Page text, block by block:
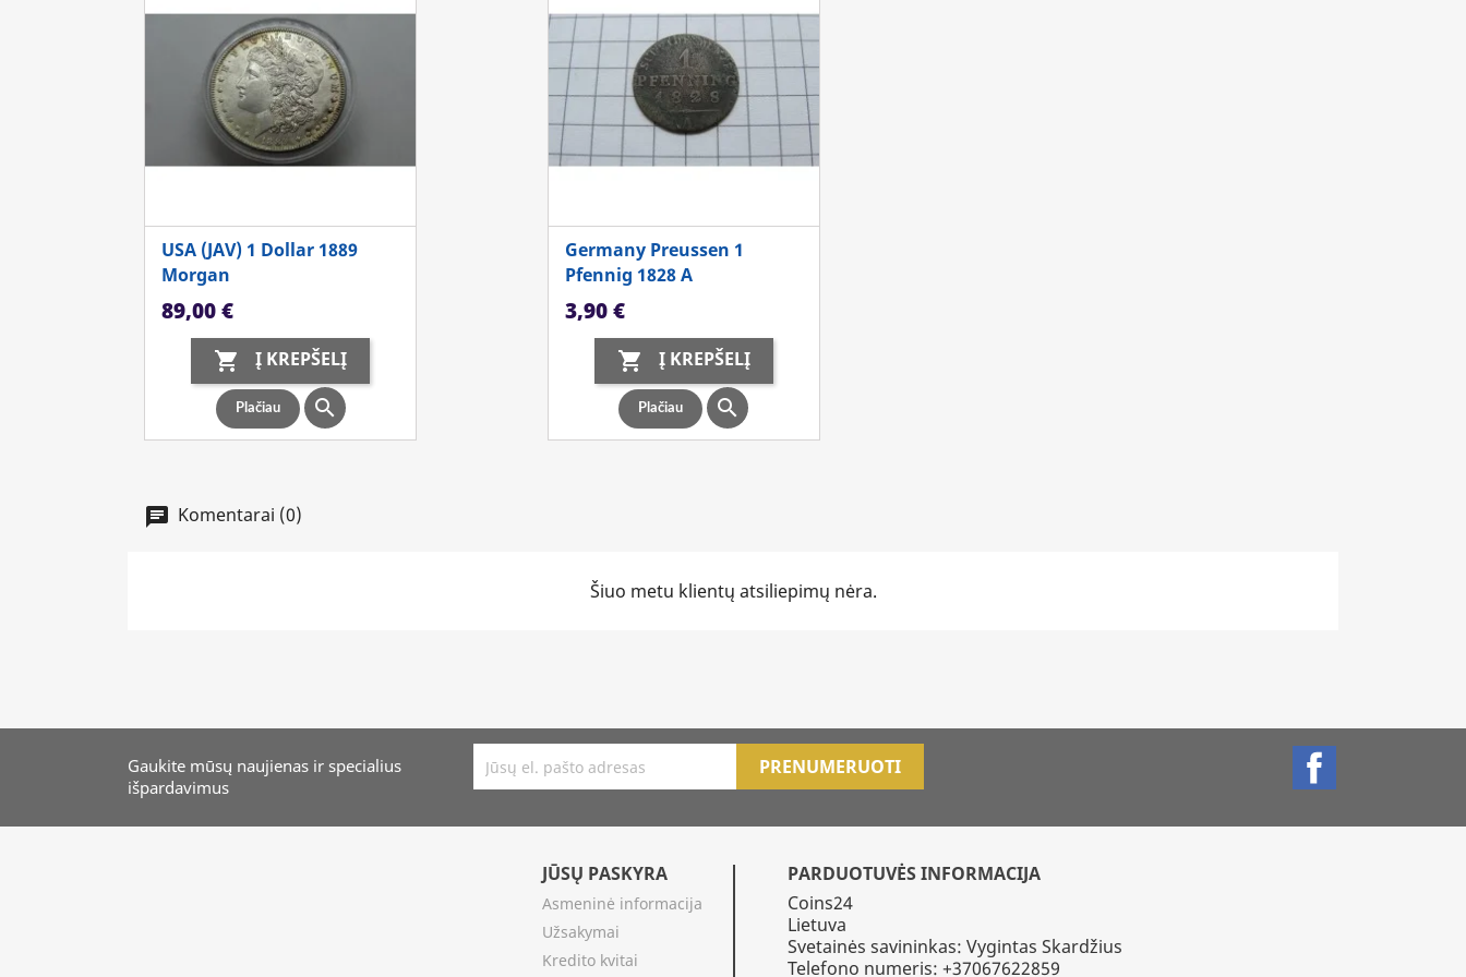
USA (JAV) 1 Dollar 1889
Morgan
Kaina
89,00 €
 Į KREPŠELĮ
Plačiau 
Germany Preussen 1
Pfennig 1828 A
Kaina
3,90 €
 Į KREPŠELĮ
Plačiau 
Komentarai (0)
Šiuo metu klientų atsiliepimų nėra.
Gaukite mūsų naujienas ir specialius
išpardavimus
JŪSŲ PASKYRA
Asmeninė informacija
Užsakymai
Kredito kvitai
PARDUOTUVĖS INFORMACIJA
Coins24
Lietuva
Svetainės savininkas: Vygintas Skardžius
Telefono numeris: +37067622859